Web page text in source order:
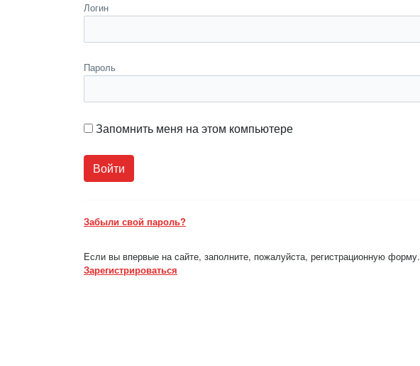
Логин
Пароль
Запомнить меня на этом компьютере
Забыли свой пароль?
Если вы впервые на сайте, заполните, пожалуйста, регистрационную форму.
Зарегистрироваться